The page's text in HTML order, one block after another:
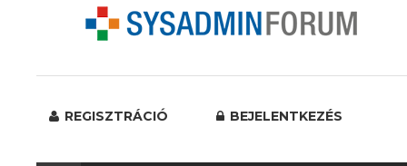
REGISZTRÁCIÓ BEJELENTKEZÉS